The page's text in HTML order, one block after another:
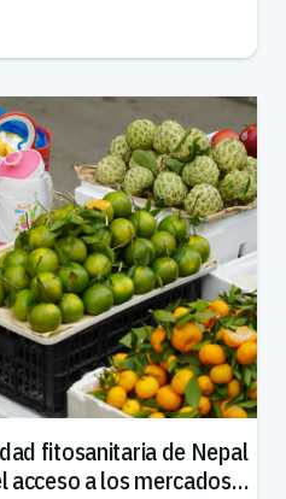
fitosanitaria de Nepal
acceso a los mercados